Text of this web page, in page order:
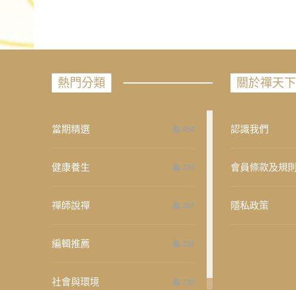
熱門分類
當期精選 658
健康養生 276
禪師說禪 267
編輯推薦 236
社會與環境 235
關於禪天下
認識我們
會員條款及規則
隱私政策